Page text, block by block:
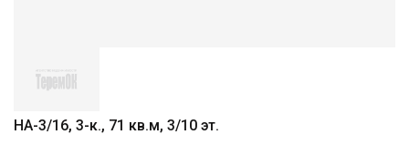
НА-3/16, 3-к., 71 кв.м, 3/10 эт.